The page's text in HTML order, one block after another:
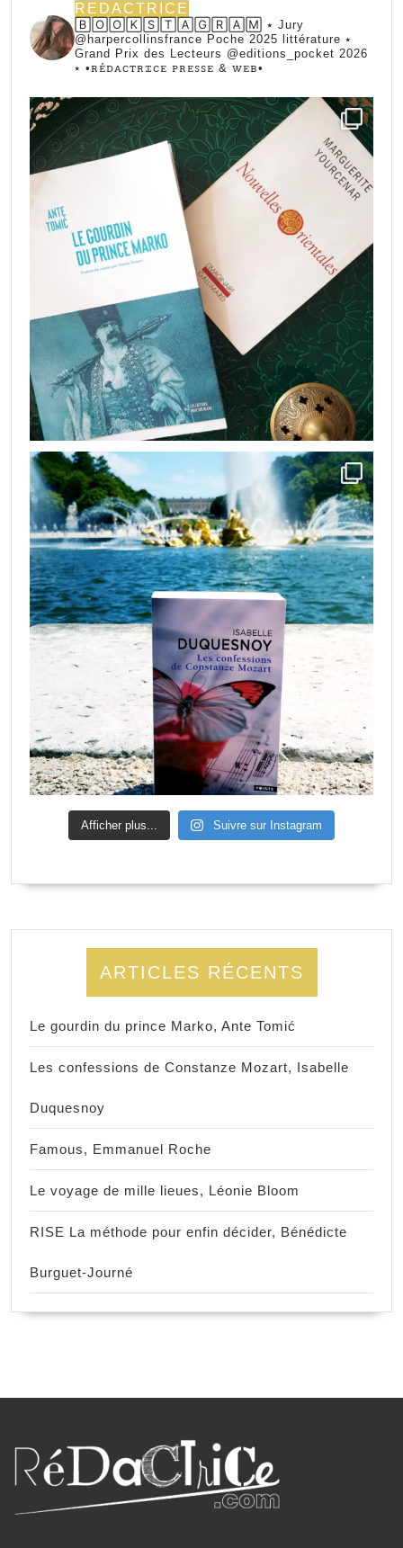
REDACTRICE
🄱🄾🄾🄺🅂🅃🄰🄶🅁🄰🄼 ⭑ Jury
@harpercollinsfrance Poche 2025 littérature ⭑
Grand Prix des Lecteurs @editions_pocket 2026
⭑ •ꭱꭼ́ꭰꭺꮯꭲꭱꮖꮯꭼ ꮲꭱꭼꮪꮪꭼ & ꮃꭼᏼ•
Afficher plus... Suivre sur Instagram
ARTICLES RÉCENTS
Le gourdin du prince Marko, Ante Tomić
Les confessions de Constanze Mozart, Isabelle
Duquesnoy
Famous, Emmanuel Roche
Le voyage de mille lieues, Léonie Bloom
RISE La méthode pour enfin décider, Bénédicte
Burguet-Journé